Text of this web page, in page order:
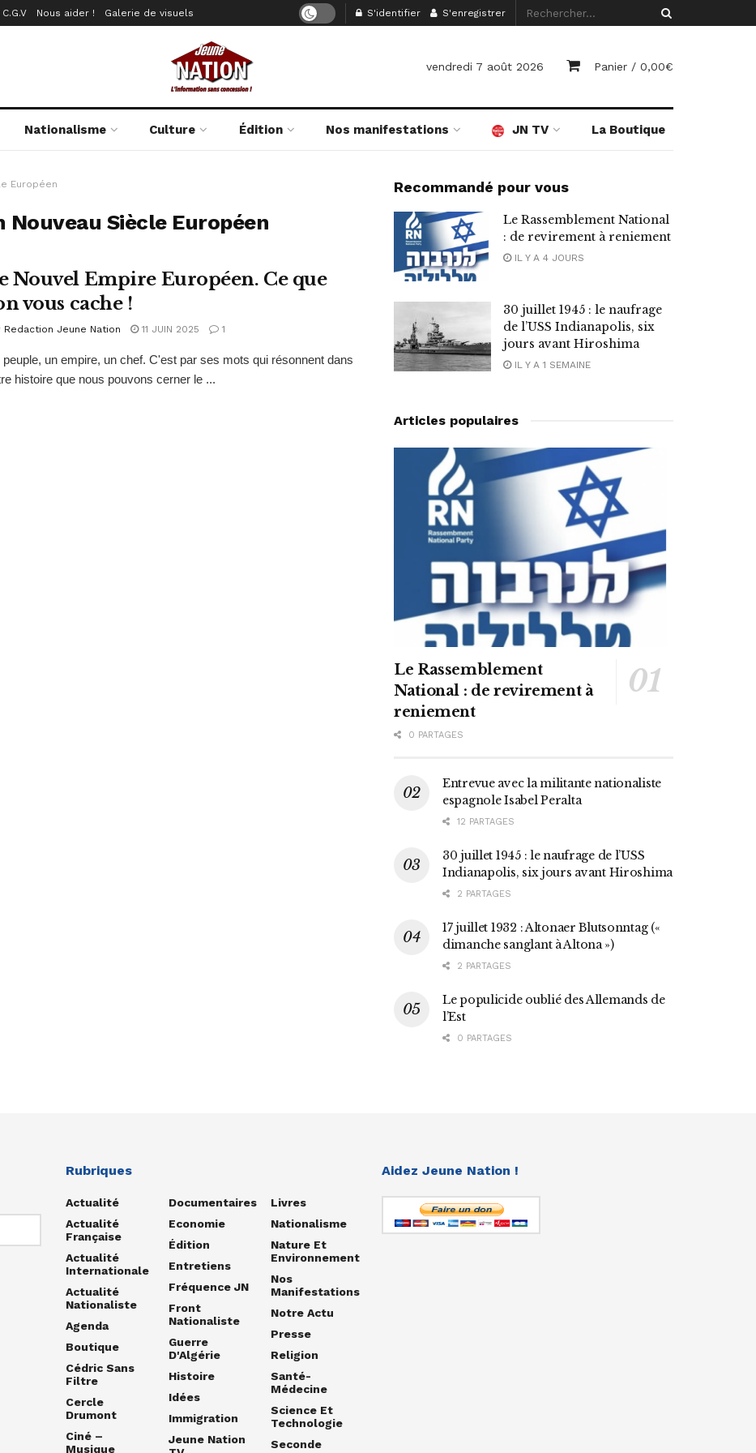
Nous aider ! Galerie de visuels S'identifier S'enregistrer
vendredi 7 août 2026 Panier / 0,00€
Nationalisme Culture Édition Nos manifestations JN TV La Boutique
Européen
Nouveau Siècle Européen
Nouvel Empire Européen. Ce que
vous cache !
Redaction Jeune Nation 11 JUIN 2025 1
peuple, un empire, un chef. C'est par ses mots qui résonnent dans
histoire que nous pouvons cerner le ...
Recommandé pour vous
Le Rassemblement National
: de revirement à reniement
IL Y A 4 JOURS
30 juillet 1945 : le naufrage
de l’USS Indianapolis, six
jours avant Hiroshima
IL Y A 1 SEMAINE
Articles populaires
Le Rassemblement
National : de revirement à
reniement
0 PARTAGES
Entrevue avec la militante nationaliste
espagnole Isabel Peralta
12 PARTAGES
30 juillet 1945 : le naufrage de l’USS
Indianapolis, six jours avant Hiroshima
2 PARTAGES
17 juillet 1932 : Altonaer Blutsonntag («
dimanche sanglant à Altona »)
2 PARTAGES
Le populicide oublié des Allemands de
l’Est
0 PARTAGES
Rubriques
Actualité
Actualité
Française
Actualité
Internationale
Actualité
Nationaliste
Agenda
Boutique
Cédric Sans
Filtre
Cercle
Drumont
Ciné –
Musique
Documentaires
Economie
Édition
Entretiens
Fréquence JN
Front
Nationaliste
Guerre
D'Algérie
Histoire
Idées
Immigration
Jeune Nation
Livres
Nationalisme
Nature Et
Environnement
Nos
Manifestations
Notre Actu
Presse
Religion
Santé-
Médecine
Science Et
Technologie
Seconde
Aidez Jeune Nation !